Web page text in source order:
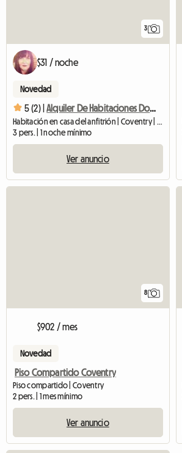
3
$31 / noche
Novedad
5 (2) | Alquiler De Habitaciones Dobles Y Sencillas
3 pers. | 1 noche mínimo
Ver anuncio
8
$902 / mes
Novedad
Piso Compartido Coventry
Piso compartido | Coventry
2 pers. | 1 mes mínimo
Ver anuncio